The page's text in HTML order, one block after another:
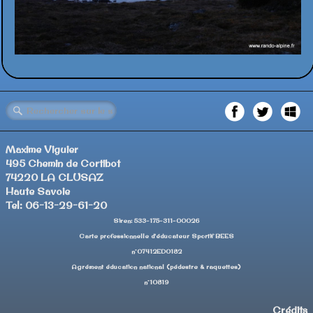
Maxime Viguier
495 Chemin de Cortibot
74220 LA CLUSAZ
Haute Savoie
Tel: 06-13-29-61-20
Siren: 533-175-311-00026
Carte professionnelle d'éducateur Sportif BEES
n°07412ED0182
Agrément éducation national (pédestre & raquettes)
n°10819
Crédits